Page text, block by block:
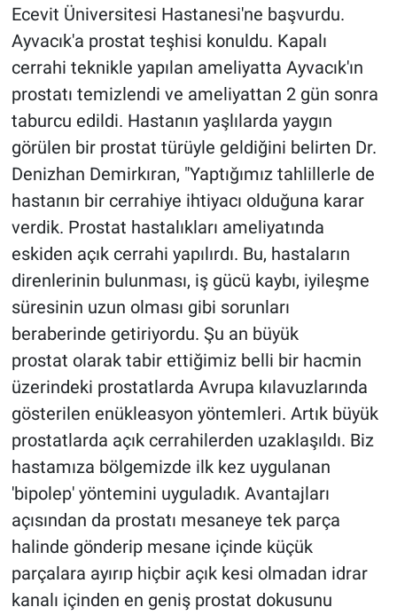
Ecevit Üniversitesi Hastanesi'ne başvurdu.
Ayvacık'a prostat teşhisi konuldu. Kapalı
cerrahi teknikle yapılan ameliyatta Ayvacık'ın
prostatı temizlendi ve ameliyattan 2 gün sonra
taburcu edildi. Hastanın yaşlılarda yaygın
görülen bir prostat türüyle geldiğini belirten Dr.
Denizhan Demirkıran, "Yaptığımız tahlillerle de
hastanın bir cerrahiye ihtiyacı olduğuna karar
verdik. Prostat hastalıkları ameliyatında
eskiden açık cerrahi yapılırdı. Bu, hastaların
direnlerinin bulunması, iş gücü kaybı, iyileşme
süresinin uzun olması gibi sorunları
beraberinde getiriyordu. Şu an büyük
prostat olarak tabir ettiğimiz belli bir hacmin
üzerindeki prostatlarda Avrupa kılavuzlarında
gösterilen enükleasyon yöntemleri. Artık büyük
prostatlarda açık cerrahilerden uzaklaşıldı. Biz
hastamıza bölgemizde ilk kez uygulanan
'bipolep' yöntemini uyguladık. Avantajları
açısından da prostatı mesaneye tek parça
halinde gönderip mesane içinde küçük
parçalara ayırıp hiçbir açık kesi olmadan idrar
kanalı içinden en geniş prostat dokusunu